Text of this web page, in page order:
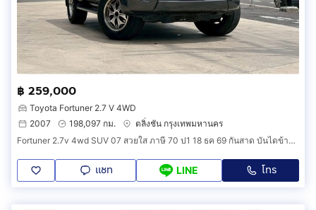
฿ 259,000
Toyota Fortuner 2.7 V 4WD
2007
198,097 กม.
ตลิ่งชัน กรุงเทพมหานคร
Fortuner 2.7v 4wd SUV 07 สวยใส ภาษี 70 ป1 18 ธค 69 กันสาด บันไดข้าง ล้อ Max สปอยเลอร์หลัง พรม 5D ชุดเครื่องเสียง ซับ จอ กล้อง ฯ
แชท LINE โทร